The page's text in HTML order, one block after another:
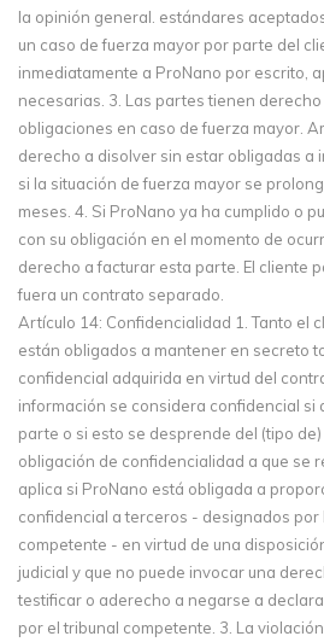
la opinión general. estándares
un caso de fuerza mayor por parte del
inmediatamente a ProNano por escrito,
necesarias. 3. Las partes tienen
obligaciones en caso de fuerza mayor.
derecho a disolver sin estar obligadas a
si la situación de fuerza mayor se
meses. 4. Si ProNano ya ha cumplido o
con su obligación en el momento de
derecho a facturar esta parte. El cliente
fuera un contrato separado.
Artículo 14: Confidencialidad 1. Tanto el
están obligados a mantener en secreto
confidencial adquirida en virtud del
información se considera confidencial si
parte o si esto se desprende del (tipo
obligación de confidencialidad a que se
aplica si ProNano está obligada a
confidencial a terceros - designados por
competente - en virtud de una
judicial y que no puede invocar una
testificar o aderecho a negarse a
por el tribunal competente. 3. La